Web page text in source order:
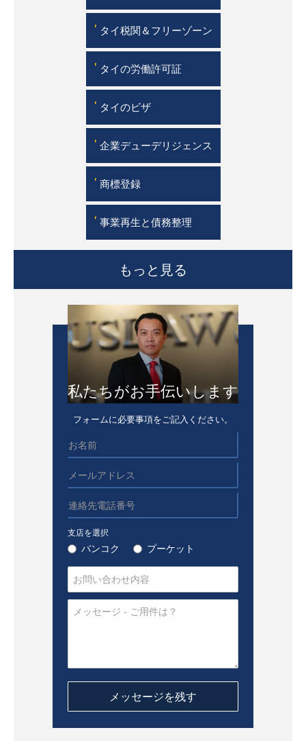
' タイ税関＆フリーゾーン
' タイの労働許可証
' タイのビザ
' 企業デューデリジェンス
' 商標登録
' 事業再生と債務整理
もっと見る
私たちがお手伝いします
フォームに必要事項をご記入ください。
支店を選択
バンコク プーケット